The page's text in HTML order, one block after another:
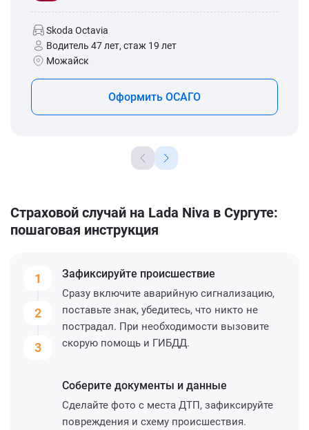
Skoda Octavia
Водитель 47 лет, стаж 19 лет
Можайск
Оформить ОСАГО
Страховой случай на Lada Niva в Сургуте:
пошаговая инструкция
1
2
3
Зафиксируйте происшествие
Сразу включите аварийную сигнализацию,
поставьте знак, убедитесь, что никто не
пострадал. При необходимости вызовите
скорую помощь и ГИБДД.
Соберите документы и данные
Сделайте фото с места ДТП, зафиксируйте
повреждения и схему происшествия.